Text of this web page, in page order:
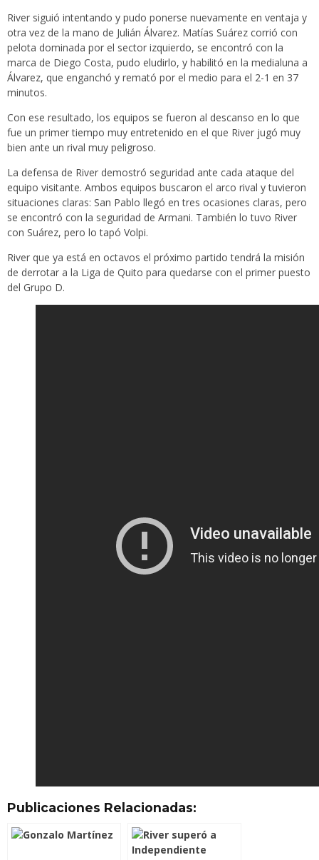
River siguió intentando y pudo ponerse nuevamente en ventaja y
otra vez de la mano de Julián Álvarez. Matías Suárez corrió con
pelota dominada por el sector izquierdo, se encontró con la
marca de Diego Costa, pudo eludirlo, y habilitó en la medialuna a
Álvarez, que enganchó y remató por el medio para el 2-1 en 37
minutos.
Con ese resultado, los equipos se fueron al descanso en lo que
fue un primer tiempo muy entretenido en el que River jugó muy
bien ante un rival muy peligroso.
La defensa de River demostró seguridad ante cada ataque del
equipo visitante. Ambos equipos buscaron el arco rival y tuvieron
situaciones claras: San Pablo llegó en tres ocasiones claras, pero
se encontró con la seguridad de Armani. También lo tuvo River
con Suárez, pero lo tapó Volpi.
River que ya está en octavos el próximo partido tendrá la misión
de derrotar a la Liga de Quito para quedarse con el primer puesto
del Grupo D.
Publicaciones Relacionadas: